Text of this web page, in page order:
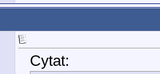
Cytat: